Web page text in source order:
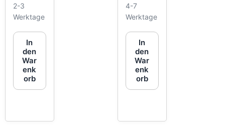
2-3
Werktage
In
den
War
enk
orb
4-7
Werktage
In
den
War
enk
orb